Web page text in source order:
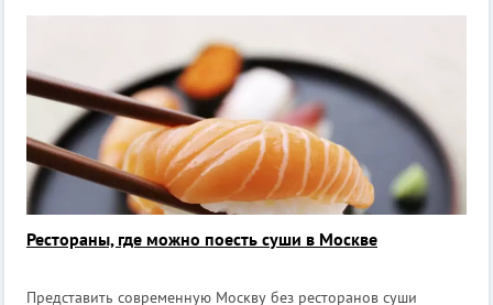
Рестораны, где можно поесть суши в Москве
Представить современную Москву без ресторанов суши